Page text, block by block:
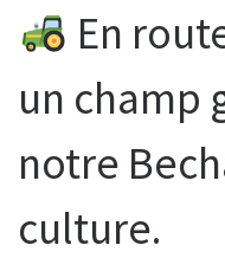
En
un champ
notre
culture.